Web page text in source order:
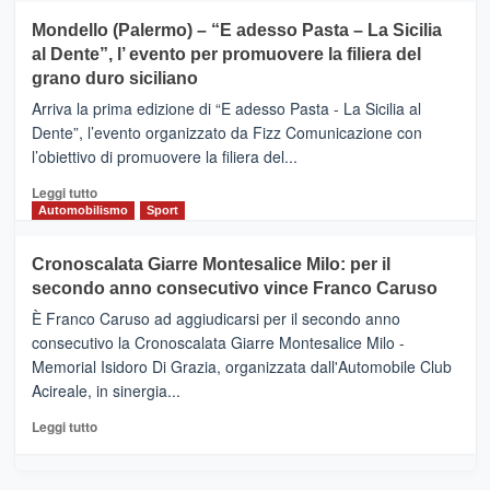
e
messaggi
di
CASTIGLIONE
DI
SICILIA
(Ct)
–
Il
Borgo
Gusto,
il
tra
sapori
vicoli
medievali
Mondello (Palermo) – “E adesso Pasta – La Sicilia
al Dente”, l’ evento per promuovere la filiera del
grano duro siciliano
Arriva la prima edizione di “E adesso Pasta - La Sicilia al
Dente”, l’evento organizzato da Fizz Comunicazione con
l’obiettivo di promuovere la filiera del...
Leggi tuttoLeggi
di
Mondello
(Palermo)
–
“E
adesso
Pasta
–
Sicilia
Automobilismo Sport
Cronoscalata Giarre Montesalice Milo: per il
secondo anno consecutivo vince Franco Caruso
È Franco Caruso ad aggiudicarsi per il secondo anno
consecutivo la Cronoscalata Giarre Montesalice Milo -
Memorial Isidoro Di Grazia, organizzata dall'Automobile Club
Acireale, in sinergia...
Leggi tuttoLeggi